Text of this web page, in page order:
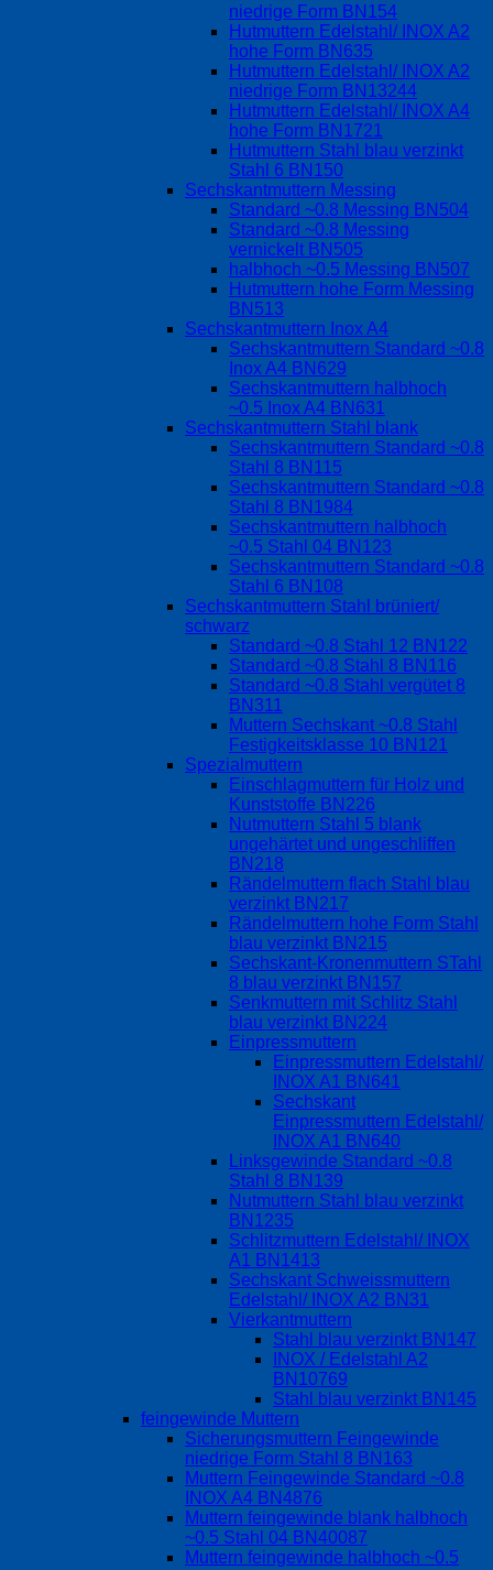
niedrige Form BN154
Hutmuttern Edelstahl/ INOX A2
hohe Form BN635
Hutmuttern Edelstahl/ INOX A2
niedrige Form BN13244
Hutmuttern Edelstahl/ INOX A4
hohe Form BN1721
Hutmuttern Stahl blau verzinkt
Stahl 6 BN150
Sechskantmuttern Messing
Standard ~0.8 Messing BN504
Standard ~0.8 Messing
vernickelt BN505
halbhoch ~0.5 Messing BN507
Hutmuttern hohe Form Messing
BN513
Sechskantmuttern Inox A4
Sechskantmuttern Standard ~0.8
Inox A4 BN629
Sechskantmuttern halbhoch
~0.5 Inox A4 BN631
Sechskantmuttern Stahl blank
Sechskantmuttern Standard ~0.8
Stahl 8 BN115
Sechskantmuttern Standard ~0.8
Stahl 8 BN1984
Sechskantmuttern halbhoch
~0.5 Stahl 04 BN123
Sechskantmuttern Standard ~0.8
Stahl 6 BN108
Sechskantmuttern Stahl brüniert/
schwarz
Standard ~0.8 Stahl 12 BN122
Standard ~0.8 Stahl 8 BN116
Standard ~0.8 Stahl vergütet 8
BN311
Muttern Sechskant ~0.8 Stahl
Festigkeitsklasse 10 BN121
Spezialmuttern
Einschlagmuttern für Holz und
Kunststoffe BN226
Nutmuttern Stahl 5 blank
ungehärtet und ungeschliffen
BN218
Rändelmuttern flach Stahl blau
verzinkt BN217
Rändelmuttern hohe Form Stahl
blau verzinkt BN215
Sechskant-Kronenmuttern STahl
8 blau verzinkt BN157
Senkmuttern mit Schlitz Stahl
blau verzinkt BN224
Einpressmuttern
Einpressmuttern Edelstahl/
INOX A1 BN641
Sechskant
Einpressmuttern Edelstahl/
INOX A1 BN640
Linksgewinde Standard ~0.8
Stahl 8 BN139
Nutmuttern Stahl blau verzinkt
BN1235
Schlitzmuttern Edelstahl/ INOX
A1 BN1413
Sechskant Schweissmuttern
Edelstahl/ INOX A2 BN31
Vierkantmuttern
Stahl blau verzinkt BN147
INOX / Edelstahl A2
BN10769
Stahl blau verzinkt BN145
feingewinde Muttern
Sicherungsmuttern Feingewinde
niedrige Form Stahl 8 BN163
Muttern Feingewinde Standard ~0.8
INOX A4 BN4876
Muttern feingewinde blank halbhoch
~0.5 Stahl 04 BN40087
Muttern feingewinde halbhoch ~0.5